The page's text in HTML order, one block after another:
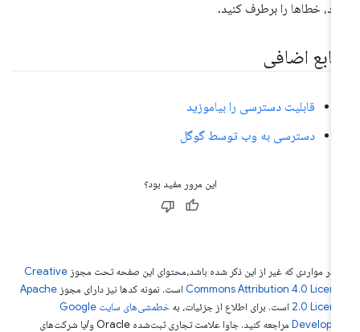
خطاها را برطرف کنید.
اضافی
قابلیت دسترسی را بیاموزید
دسترسی به وب توسط گوگل
این مرور مفید بود؟
در مواردی که غیر از این ذکر شده باشد،‌محتوای این صفحه تحت مجوزCreative
Commons Attribution 4.0است. نمونه کدها نیز دارای مجوزApache
2.0است. برای اطلاع از جزئیات، به
خطمشی‌های سایت Google
مراجعه کنید. جاوا علامت تجاری ثبت‌شده Oracle و/یا شرکت‌های